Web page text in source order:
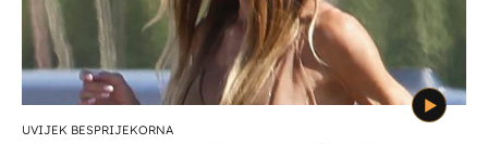
UVIJEK BESPRIJEKORNA